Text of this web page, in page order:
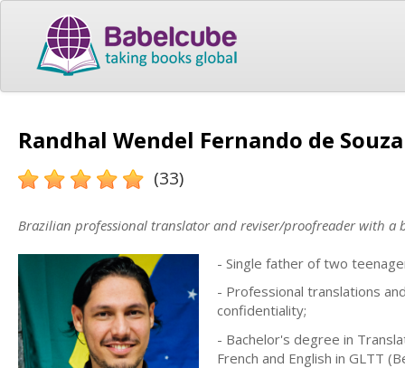
Randhal Wendel Fernando de
(33)
Brazilian professional translator and reviser/proofreader with a
- Single father of two
- Professional translations
confidentiality;
- Bachelor's degree in
French and English in GLTT